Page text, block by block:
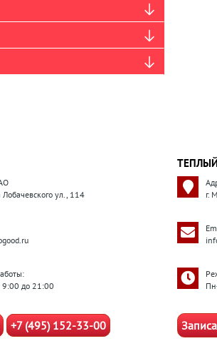
Лобачевского ул., 114
9:00 до 21:00
+7 (495) 152-33-00
г.